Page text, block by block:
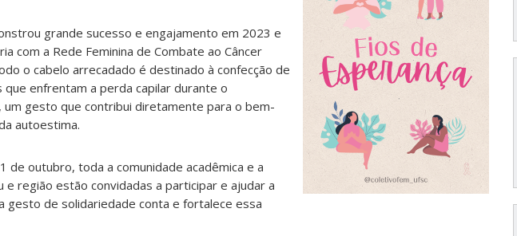
grande sucesso e engajamento em 2023 e
com a Rede Feminina de Combate ao Câncer
o cabelo arrecadado é destinado à confecção de
que enfrentam a perda capilar durante o
gesto que contribui diretamente para o bem-
autoestima.
de outubro, toda a comunidade acadêmica e a
e região estão convidadas a participar e ajudar a
gesto de solidariedade conta e fortalece essa